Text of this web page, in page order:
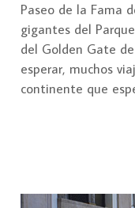
Paseo de la Fama
gigantes del
del Golden Gate
esperar, muchos
continente que